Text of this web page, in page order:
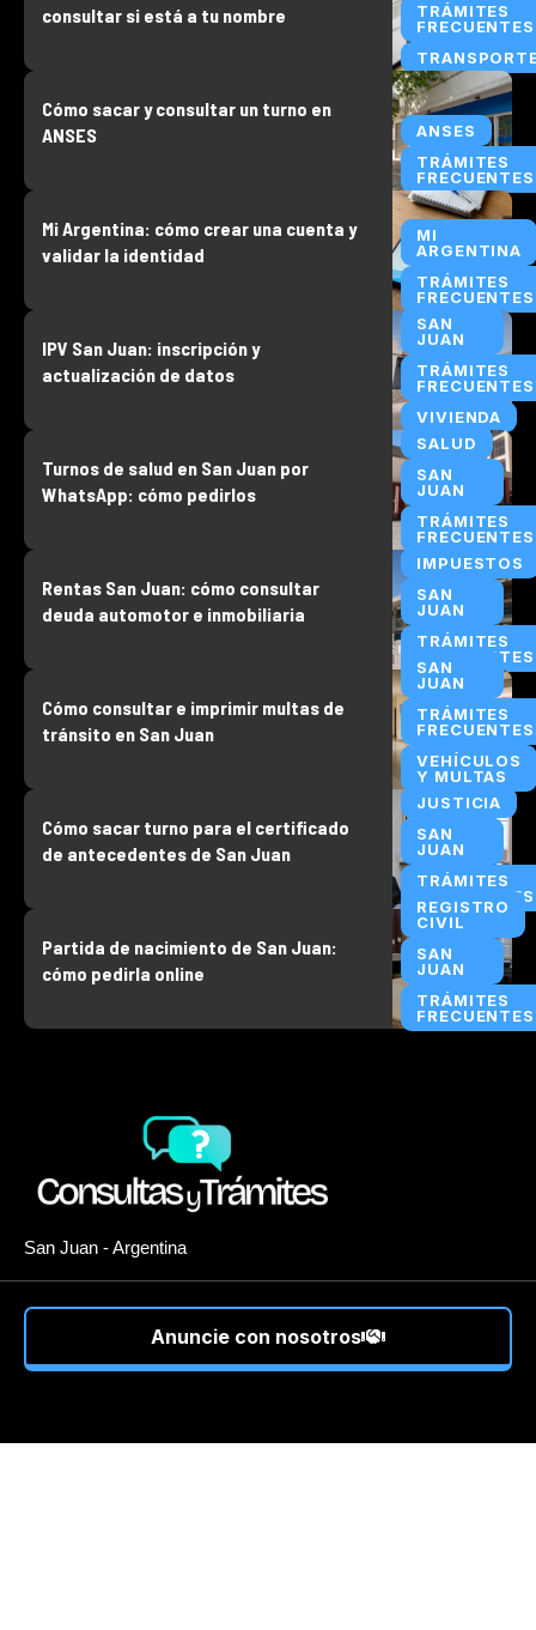
TRÁMITES
FRECUENTES
consultar si está a tu nombre
ANSES
TRÁMITES
FRECUENTES
Cómo sacar y consultar un turno en
ANSES
MI
ARGENTINA
TRÁMITES
FRECUENTES
Mi Argentina: cómo crear una cuenta y
validar la identidad
SAN
JUAN
TRÁMITES
FRECUENTES
VIVIENDA
IPV San Juan: inscripción y
actualización de datos
SALUD
SAN
JUAN
TRÁMITES
FRECUENTES
Turnos de salud en San Juan por
WhatsApp: cómo pedirlos
IMPUESTOS
SAN
JUAN
TRÁMITES
FRECUENTES
Rentas San Juan: cómo consultar
deuda automotor e inmobiliaria
SAN
JUAN
TRÁMITES
FRECUENTES
VEHÍCULOS
Y MULTAS
Cómo consultar e imprimir multas de
tránsito en San Juan
JUSTICIA
SAN
JUAN
TRÁMITES
FRECUENTES
Cómo sacar turno para el certificado
de antecedentes de San Juan
REGISTRO
CIVIL
SAN
JUAN
TRÁMITES
FRECUENTES
Partida de nacimiento de San Juan:
cómo pedirla online
San Juan - Argentina
Anuncie con nosotros